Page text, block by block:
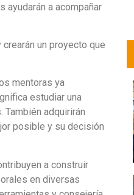
a acompañar
un proyecto que
mentoras ya
estudiar una
adquirirán
posible y su decisión
a construir
en diversas